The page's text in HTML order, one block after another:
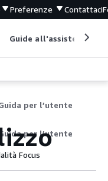
Preferenze Contattaci
Guide all'assistenza
per l’utente
Guida per l’utente
Focus